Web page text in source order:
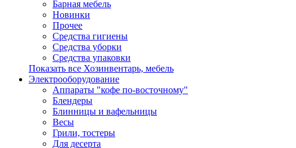
Барная мебель
Новинки
Прочее
Средства гигиены
Средства уборки
Средства упаковки
Показать все Хозинвентарь, мебель
Электрооборудование
Аппараты "кофе по-восточному"
Блендеры
Блинницы и вафельницы
Весы
Грили, тостеры
Для десерта